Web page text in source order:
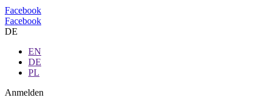
Facebook
Facebook
DE
EN
DE
PL
Anmelden